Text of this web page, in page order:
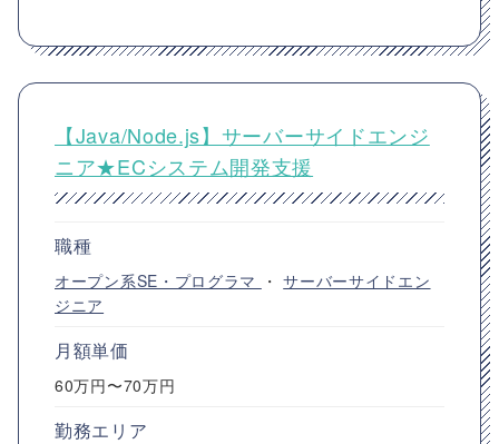
【Java/Node.js】サーバーサイドエンジ
ニア★ECシステム開発支援
職種
オープン系SE・プログラマ ・サーバーサイドエン
ジニア
月額単価
60万円〜70万円
勤務エリア